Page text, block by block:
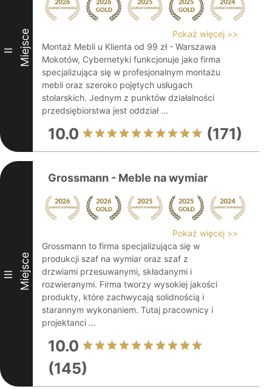
II Miejsce
Pokaż więcej >>
Montaż Mebli u Klienta od 99 zł - Warszawa
Mokotów, Cybernetyki funkcjonuje jako firma
specjalizująca się w profesjonalnym montażu
mebli oraz szeroko pojętych usługach
stolarskich. Jednym z punktów działalności
przedsiębiorstwa jest oddział ...
10.0 (171)
III Miejsce
Grossmann - Meble na wymiar
Pokaż więcej >>
Grossmann to firma specjalizująca się w
produkcji szaf na wymiar oraz szaf z
drzwiami przesuwanymi, składanymi i
rozwieranymi. Firma tworzy wysokiej jakości
produkty, które zachwycają solidnością i
starannym wykonaniem. Tutaj pracownicy i
projektanci ...
10.0
(145)